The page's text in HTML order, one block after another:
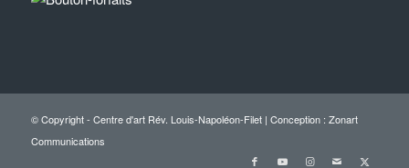
© Copyright - Centre d'art Rév. Louis-Napoléon-Filet | Conception : Zonart
Communications